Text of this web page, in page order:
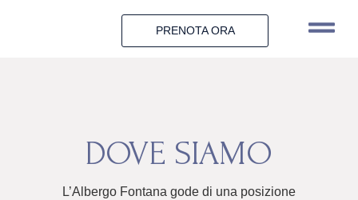
PRENOTA ORA
DOVE SIAMO
L’Albergo Fontana gode di una posizione